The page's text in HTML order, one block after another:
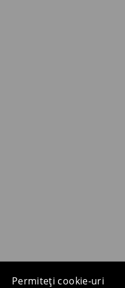
Permiteți cookie-uri